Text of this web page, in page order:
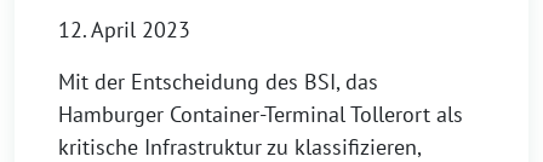
12. April 2023
Mit der Entscheidung des BSI, das
Hamburger Container-Terminal Tollerort als
kritische Infrastruktur zu klassifizieren,